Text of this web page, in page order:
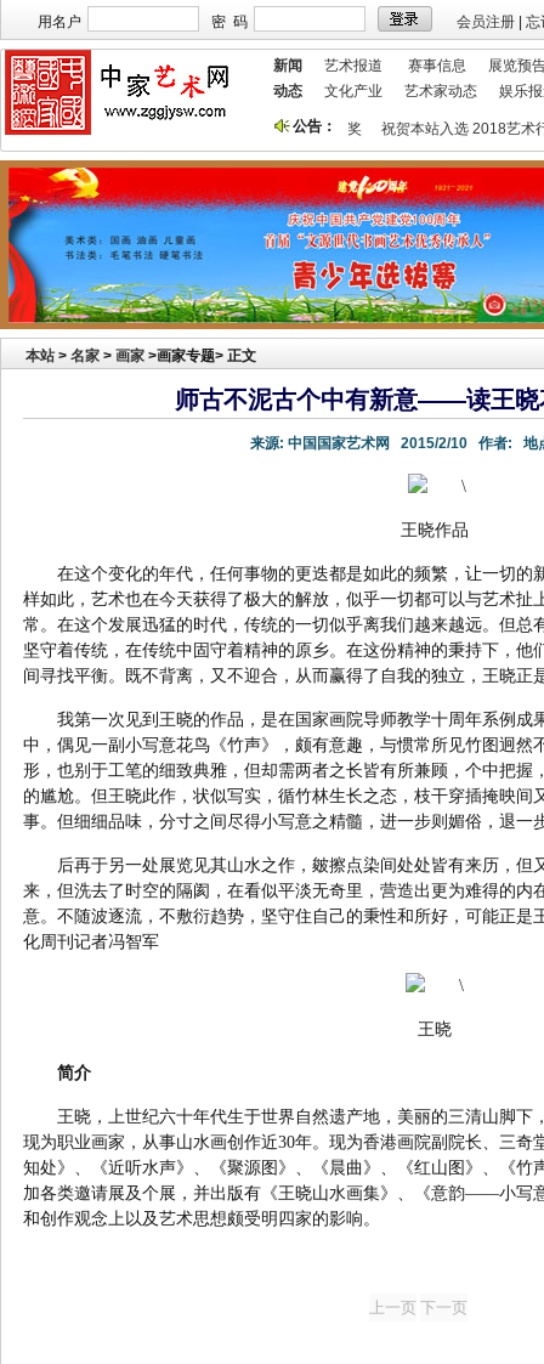
用名户 密 码 会员注册 忘
新闻 艺术报道 赛事信息
展览预
动态
文化产业 艺术家动态 娱乐
公告：
宣传投放！ 祝贺本站获艺术行业最具品牌价值奖 祝贺本站入选 2018艺术
本站 > 名家 > 画家 >画家专题> 正文
师古不泥古个中有新意——读王晓
来源: 中国国家艺术网 2015/2/10作者: 地
王晓作品
在这个变化的年代，任何事物的更迭都是如此的频繁，让一切的
样如此，艺术也在今天获得了极大的解放，似乎一切都可以与艺术扯
常。在这个发展迅猛的时代，传统的一切似乎离我们越来越远。但总
坚守着传统，在传统中固守着精神的原乡。在这份精神的秉持下，他
间寻找平衡。既不背离，又不迎合，从而赢得了自我的独立，王晓正
我第一次见到王晓的作品，是在国家画院导师教学十周年系例成
中，偶见一副小写意花鸟《竹声》，颇有意趣，与惯常所见竹图迥然
形，也别于工笔的细致典雅，但却需两者之长皆有所兼顾，个中把握
的尴尬。但王晓此作，状似写实，循竹林生长之态，枝干穿插掩映间
事。但细细品味，分寸之间尽得小写意之精髓，进一步则媚俗，退一
后再于另一处展览见其山水之作，皴擦点染间处处皆有来历，但
来，但洗去了时空的隔阂，在看似平淡无奇里，营造出更为难得的内
意。不随波逐流，不敷衍趋势，坚守住自己的秉性和所好，可能正
化周刊记者冯智军
王晓
简介
王晓，上世纪六十年代生于世界自然遗产地，美丽的三清山脚下
现为职业画家，从事山水画创作近30年。现为香港画院副院长、三奇
知处》、《近听水声》、《聚源图》、《晨曲》、《红山图》、《竹
加各类邀请展及个展，并出版有《王晓山水画集》、《意韵——小写
和创作观念上以及艺术思想颇受明四家的影响。